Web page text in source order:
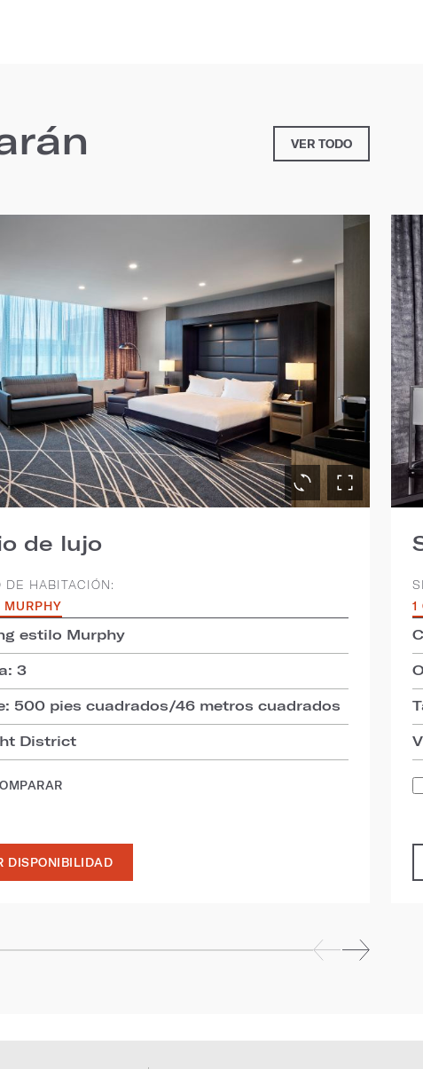
VER TODO
de lujo
DE HABITACIÓN:
estilo Murphy
3
500 pies cuadrados/46 metros cuadrados
District
DISPONIBILIDAD
1